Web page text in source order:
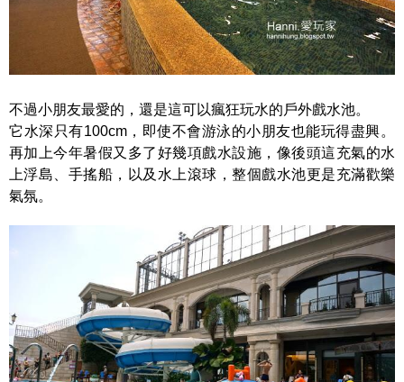
不過小朋友最愛的，還是這可以瘋狂玩水的戶外戲水池。
它水深只有100cm，即使不會游泳的小朋友也能玩得盡興。
再加上今年暑假又多了好幾項戲水設施，像後頭這充氣的水
上浮島、手搖船，以及水上滾球，整個戲水池更是充滿歡樂
氣氛。